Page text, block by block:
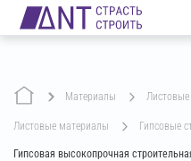
Материалы
листовые материалы гипсовые
Гипсовая высокопрочная